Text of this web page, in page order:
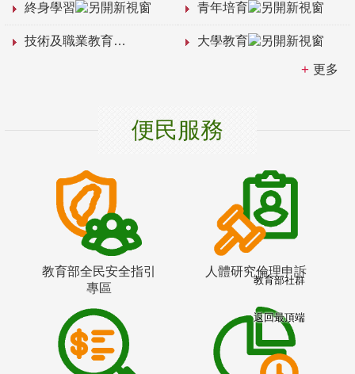
終身學習 青年培育
技術及職業教育 大學教育
更多
便民服務
教育部全民安全指引
專區
人體研究倫理申訴
教育部社群
返回最頂端